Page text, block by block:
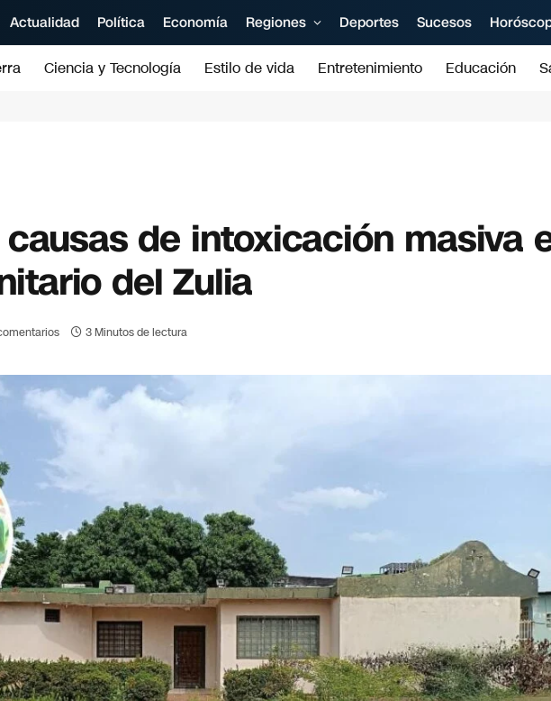
Actualidad Política Economía Regiones Deportes Sucesos
Ciencia y Tecnología Estilo de vida Entretenimiento Educación
de intoxicación masiva
del Zulia
3 Minutos de lectura